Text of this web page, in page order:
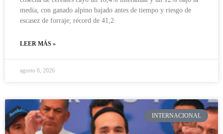
media, con ganado alpino bajado antes de tiempo y riesgo de
escasez de forraje; récord de 41,2
LEER MÁS »
agosto 6, 2026
INTERNACIONAL